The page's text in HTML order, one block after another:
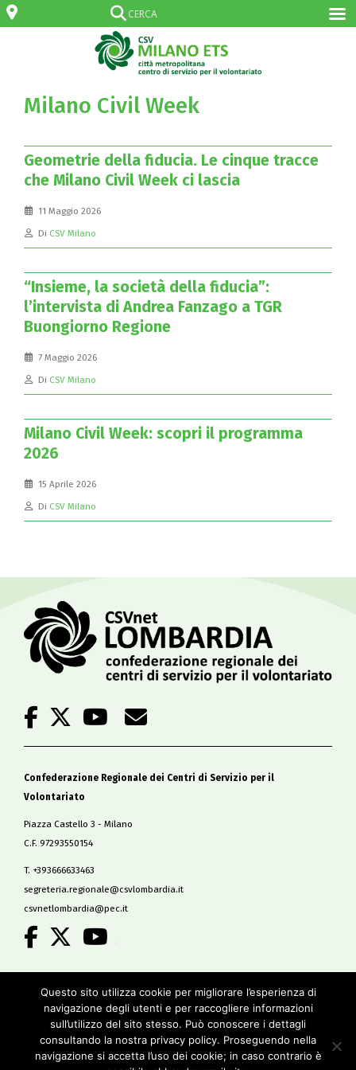
Milano Civil Week
Geometrie della fiducia. Le cinque tracce
che Milano Civil Week ci lascia
11 Maggio 2026
Di CSV Milano
“Insieme, la società della fiducia”:
l’intervista di Andrea Fanzago a TGR
Buongiorno Regione
7 Maggio 2026
Di CSV Milano
Milano Civil Week: scopri il programma
2026
15 Aprile 2026
Di CSV Milano
Confederazione Regionale dei Centri di Servizio per il
Volontariato
Piazza Castello 3 - Milano
C.F. 97293550154
T. +393666633463
segreteria.regionale@csvlombardia.it
csvnetlombardia@pec.it
Questo sito utilizza cookie per migliorare l’esperienza di
navigazione degli utenti e per raccogliere informazioni
sull’utilizzo del sito stesso. Può conoscere i dettagli
consultando la nostra privacy policy. Proseguendo nella
navigazione si accetta l’uso dei cookie; in caso contrario è